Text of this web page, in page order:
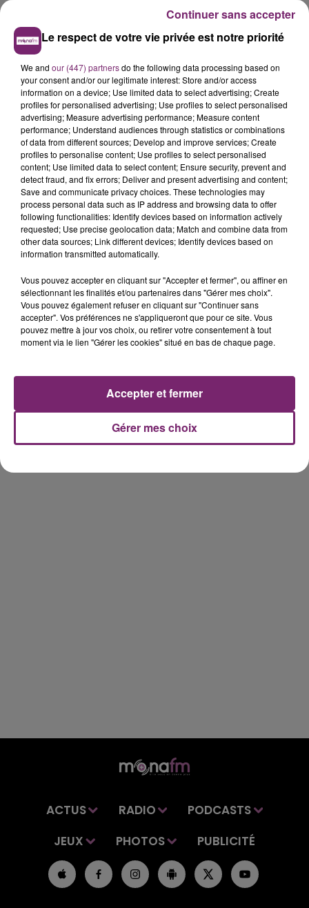
La Bulle - Guinguette éphémère
de Frelinghien !
éclipse solaire du 12 Août 2026
158 pompiers de la région sont
partis hier soir pour la Gironde
ACTUS RADIO
PODCASTS
JEUX
PHOTOS PUBLICITÉ
Le respect de votre vie privée est notre priorité
We and our (447) partnersdo the following data processing based on
your consent and/or our legitimate interest: Store and/or access
information on a device; Use limited data to select advertising; Create
profiles for personalised advertising; Use profiles to select personalised
advertising; Measure advertising performance; Measure content
performance; Understand audiences through statistics or combinations
of data from different sources; Develop and improve services; Create
profiles to personalise content; Use profiles to select personalised
content; Use limited data to select content; Ensure security, prevent and
detect fraud, and fix errors; Deliver and present advertising and content;
Save and communicate privacy choices. These technologies may
process personal data such as IP address and browsing data to offer
following functionalities: Identify devices based on information actively
requested; Use precise geolocation data; Match and combine data from
other data sources; Link different devices; Identify devices based on
information transmitted automatically.
Vous pouvez accepter en cliquant sur "Accepter et fermer", ou affiner en
sélectionnant les finalités et/ou partenaires dans "Gérer mes choix".
Vous pouvez également refuser en cliquant sur "Continuer sans
accepter". Vos préférences ne s'appliqueront que pour ce site. Vous
pouvez mettre à jour vos choix, ou retirer votre consentement à tout
moment via le lien "Gérer les cookies" situé en bas de chaque page.
Gérer mes choix
Accepter et fermer
Continuer sans accepter